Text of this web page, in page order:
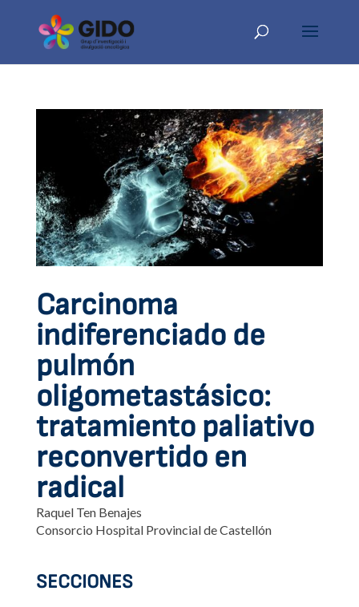
Carcinoma
indiferenciado de
pulmón
oligometastásico:
tratamiento paliativo
reconvertido en
radical
Raquel Ten Benajes
Consorcio Hospital Provincial de Castellón
SECCIONES